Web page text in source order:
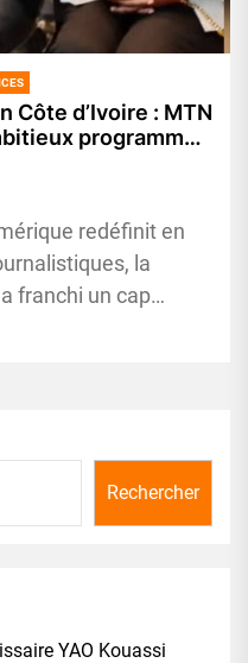
Côte d’Ivoire : MTN
programme
redéfinit en
la
franchi un cap
Rechercher
YAO Kouassi